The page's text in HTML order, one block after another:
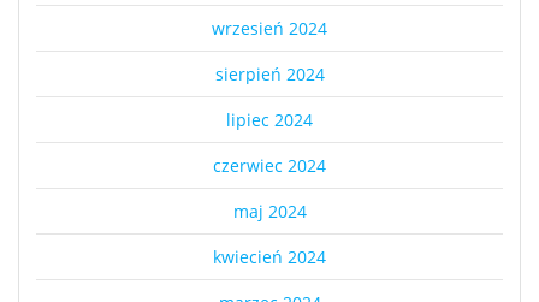
wrzesień 2024
sierpień 2024
lipiec 2024
czerwiec 2024
maj 2024
kwiecień 2024